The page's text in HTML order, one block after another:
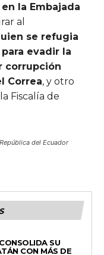
la Embajada
al
se refugia
evadir la
corrupción
Correa, y otro
Fiscalía de
del Ecuador
SU
CON MÁS DE